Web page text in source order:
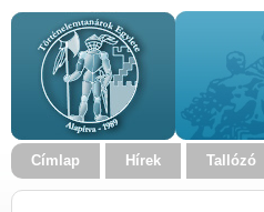
Címlap Hírek Tallózó